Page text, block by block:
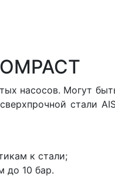
насосов. Могут
стали
к стали;
до 10 бар.